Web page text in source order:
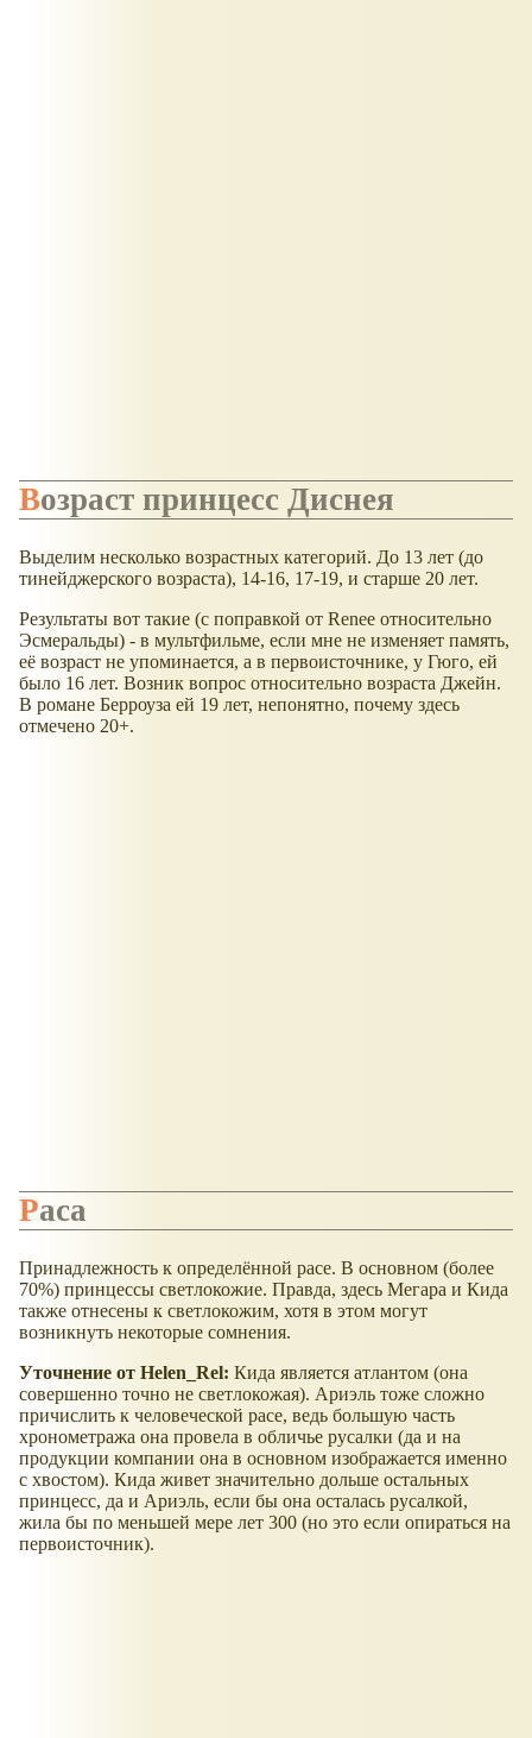
Возраст принцесс Диснея
Выделим несколько возрастных категорий. До 13 лет (до
тинейджерского возраста), 14-16, 17-19, и старше 20 лет.
Результаты вот такие (с поправкой от Renee относительно
Эсмеральды) - в мультфильме, если мне не изменяет память,
её возраст не упоминается, а в первоисточнике, у Гюго, ей
было 16 лет. Возник вопрос относительно возраста Джейн.
В романе Берроуза ей 19 лет, непонятно, почему здесь
отмечено 20+.
Раса
Принадлежность к определённой расе. В основном (более
70%) принцессы светлокожие. Правда, здесь Мегара и Кида
также отнесены к светлокожим, хотя в этом могут
возникнуть некоторые сомнения.
Уточнение от Helen_Rel: Кида является атлантом (она
совершенно точно не светлокожая). Ариэль тоже сложно
причислить к человеческой расе, ведь большую часть
хронометража она провела в обличье русалки (да и на
продукции компании она в основном изображается именно
с хвостом). Кида живет значительно дольше остальных
принцесс, да и Ариэль, если бы она осталась русалкой,
жила бы по меньшей мере лет 300 (но это если опираться на
первоисточник).